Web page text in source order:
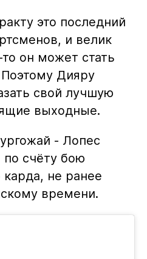
это последний
и велик
то он может стать
Дияру
свой лучшую
выходные.
- Лопес
счёту бою
карда, не ранее
времени.